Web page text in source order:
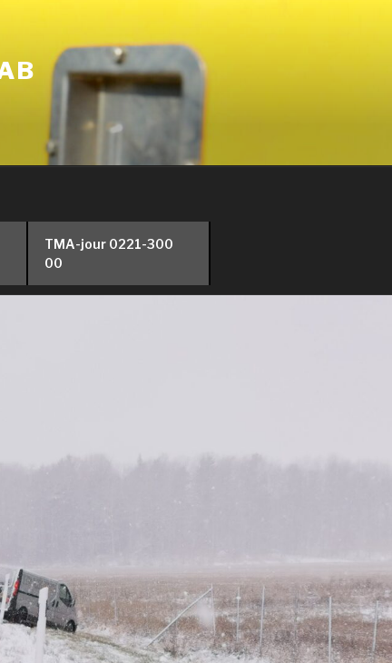
TMA-jour 0221-300
00